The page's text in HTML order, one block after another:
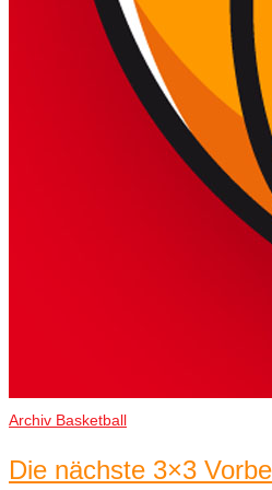
Archiv Basketball
Die nächste 3×3